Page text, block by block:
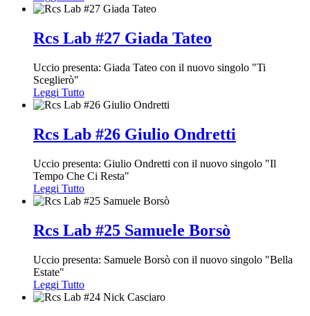
Rcs Lab #27 Giada Tateo
Uccio presenta: Giada Tateo con il nuovo singolo "Ti
Sceglierò"
Leggi Tutto
Rcs Lab #26 Giulio Ondretti
Uccio presenta: Giulio Ondretti con il nuovo singolo "Il
Tempo Che Ci Resta"
Leggi Tutto
Rcs Lab #25 Samuele Borsò
Uccio presenta: Samuele Borsò con il nuovo singolo "Bella
Estate"
Leggi Tutto